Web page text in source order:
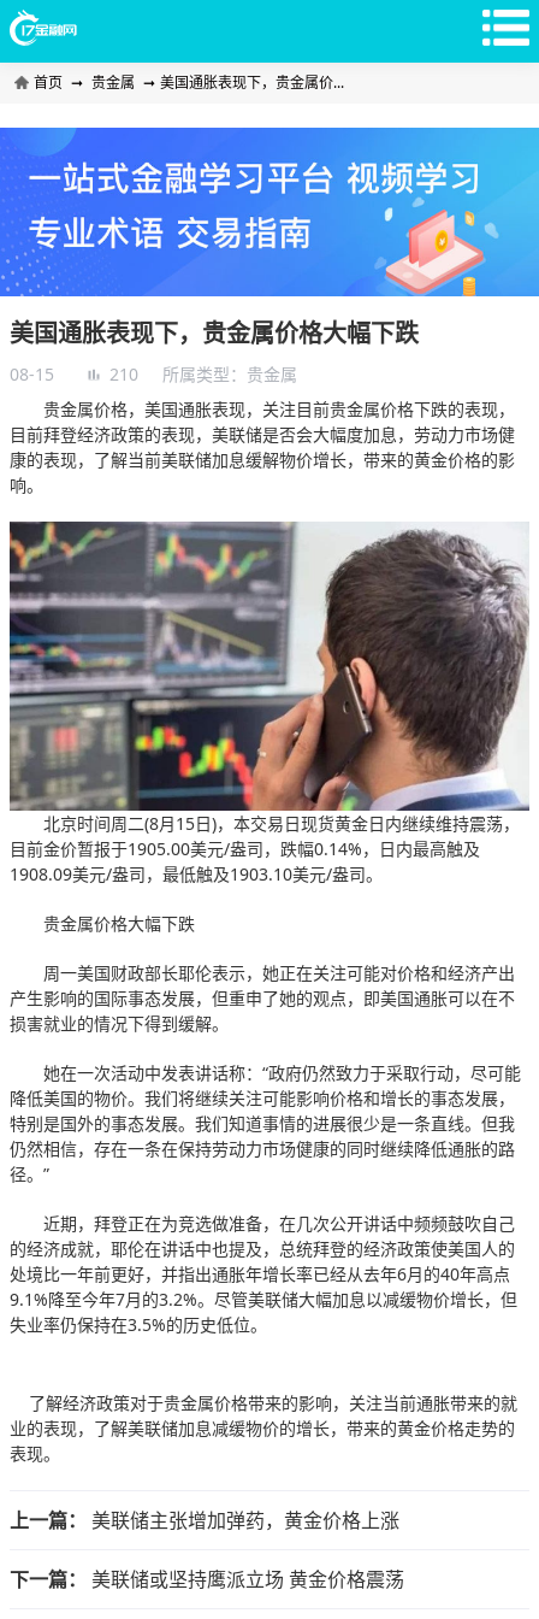
首页 ➞ 贵金属 ➞ 美国通胀表现下，贵金属价...
美国通胀表现下，贵金属价格大幅下跌
08-15 210 所属类型： 贵金属
贵金属价格，美国通胀表现，关注目前贵金属价格下跌的表现，
目前拜登经济政策的表现，美联储是否会大幅度加息，劳动力市场健
康的表现，了解当前美联储加息缓解物价增长，带来的黄金价格的影
响。
北京时间周二(8月15日)，本交易日现货黄金日内继续维持震荡，
目前金价暂报于1905.00美元/盎司，跌幅0.14%，日内最高触及
1908.09美元/盎司，最低触及1903.10美元/盎司。
贵金属价格大幅下跌
周一美国财政部长耶伦表示，她正在关注可能对价格和经济产出
产生影响的国际事态发展，但重申了她的观点，即美国通胀可以在不
损害就业的情况下得到缓解。
她在一次活动中发表讲话称：“政府仍然致力于采取行动，尽可能
降低美国的物价。我们将继续关注可能影响价格和增长的事态发展，
特别是国外的事态发展。我们知道事情的进展很少是一条直线。但我
仍然相信，存在一条在保持劳动力市场健康的同时继续降低通胀的路
径。”
近期，拜登正在为竞选做准备，在几次公开讲话中频频鼓吹自己
的经济成就，耶伦在讲话中也提及，总统拜登的经济政策使美国人的
处境比一年前更好，并指出通胀年增长率已经从去年6月的40年高点
9.1%降至今年7月的3.2%。尽管美联储大幅加息以减缓物价增长，但
失业率仍保持在3.5%的历史低位。
了解经济政策对于贵金属价格带来的影响，关注当前通胀带来的就
业的表现，了解美联储加息减缓物价的增长，带来的黄金价格走势的
表现。
上一篇： 美联储主张增加弹药，黄金价格上涨
下一篇： 美联储或坚持鹰派立场 黄金价格震荡